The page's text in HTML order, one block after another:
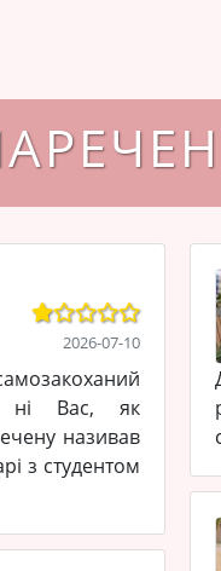
2026-07-10
ні Вас, як
називав
з студентом